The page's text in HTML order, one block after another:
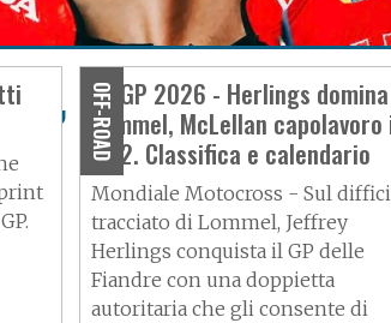
Luca Marini
OFF-ROAD
MXGP 2026 - Herlings domina
Lommel, McLellan capolavoro
MX2. Classifica e calendario
Mondiale Motocross - Sul
tracciato di Lommel, Jeffrey
Herlings conquista il GP delle
Fiandre con una doppietta
autoritaria che gli consente di